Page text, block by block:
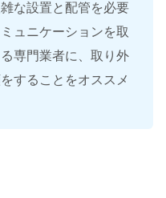
な設置と配管を必要
ュニケーションを取
専門業者に、取り外
することをオススメ